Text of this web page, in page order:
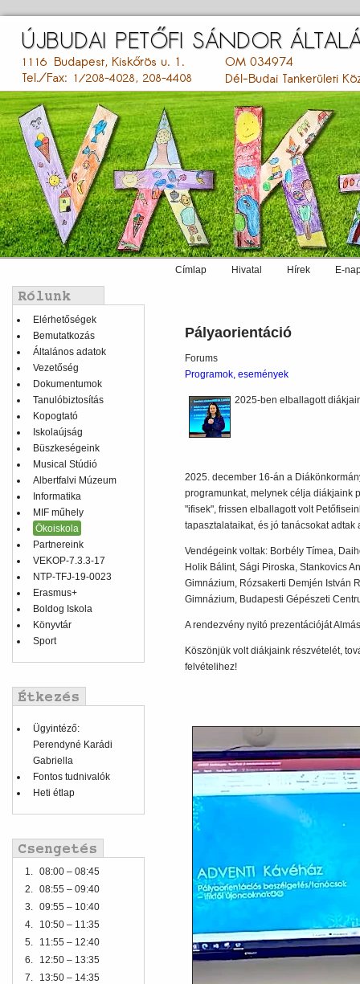
tartalomra
menu
Címlap Hivatal Hírek E-
Balmenü
Elérhetőségek
Bemutatkozás
Általános adatok
Vezetőség
Dokumentumok
Tanulóbiztosítás
Kopogtató
Iskolaújság
Büszkeségeink
Musical Stúdió
Albertfalvi Múzeum
Informatika
MIF műhely
Ökoiskola
Partnereink
VEKOP-7.3.3-17
NTP-TFJ-19-0023
Erasmus+
Boldog Iskola
Könyvtár
Sport
Ügyintéző:
Perendyné Karádi
Gabriella
Fontos tudnivalók
Heti étlap
1. 08:00 – 08:45
2. 08:55 – 09:40
3. 09:55 – 10:40
4.
10:50 – 11:35
5.
11:55 – 12:40
6.
12:50 – 13:35
7.
13:50 – 14:35
Pályaorientáció
Forums
Programok, események
2025-ben elballagott
2025. december 16-án a
programunkat, melynek célja diákjaink
"ifisek", frissen elballagott volt
tapasztalataikat, és jó tanácsokat
Vendégeink voltak: Borbély Tímea,
Holik Bálint, Sági Piroska, Stankovics
Gimnázium, Rózsakerti Demjén István
Gimnázium, Budapesti Gépészeti
A rendezvény nyitó prezentációját
Köszönjük volt diákjaink részvételét,
felvételihez!